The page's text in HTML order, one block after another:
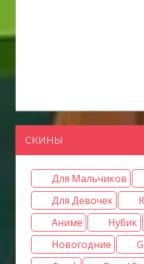
СКИНЫ
Для Мальчиков
Для Девочек
Аниме
Нубик
Новогодние